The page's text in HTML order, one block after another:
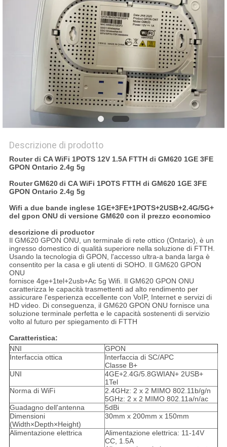
Descrizione di prodotto
Router di CA WiFi 1POTS 12V 1.5A FTTH di GM620 1GE 3FE
GPON Ontario 2.4g 5g
RouterGM620di CA WiFi 1POTS FTTH di GM620 1GE 3FE
GPON Ontario 2.4g 5g
Wifi a due bande inglese 1GE+3FE+1POTS+2USB+2.4G/5G+
del gpon ONU di versione GM620 con il prezzo economico
descrizione di productor
Il GM620 GPON ONU, un terminale di rete ottico (Ontario), è un
ingresso domestico di qualità superiore nella soluzione di FTTH.
Usando la tecnologia di GPON, l'accesso ultra-a banda larga è
consentito per la casa e gli utenti di SOHO. Il GM620 GPON
ONU
fornisce 4ge+1tel+2usb+Ac 5g Wifi. Il GM620 GPON ONU
caratterizza le capacità trasmettenti ad alto rendimento per
assicurare l'esperienza eccellente con VoIP, Internet e servizi di
HD video. Di conseguenza, il GM620 GPON ONU fornisce una
soluzione terminale perfetta e le capacità sostenenti di servizio
volto al futuro per spiegamento di FTTH
Caratteristica:
NNI
GPON
Interfaccia ottica
Interfaccia di SC/APC
Classe B+
UNI
4GE+2.4G/5.8GWIAN+ 2USB+
1Tel
Norma di WiFi
2.4GHz: 2 x 2 MIMO 802.11b/g/n
5GHz: 2 x 2 MIMO 802.11a/n/ac
Guadagno dell'antenna
5dBi
Dimensioni
(Width×Depth×Height)
30mm x 200mm x 150mm
Alimentazione elettrica
Alimentazione elettrica: 11-14V
CC, 1.5A